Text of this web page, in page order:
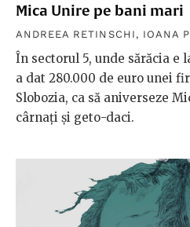
Mica Unire pe bani mari
ANDREEA RETINSCHI , IOANA
În sectorul 5, unde sărăcia
a dat 280.000 de euro unei
Slobozia, ca să aniverseze
cârnați și geto-daci.